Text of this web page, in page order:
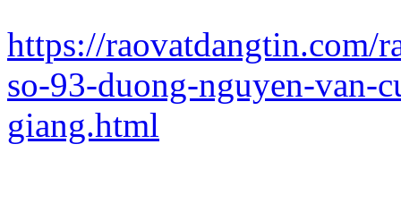
https://raovatdangtin.com/
so-93-duong-nguyen-van-
giang.html